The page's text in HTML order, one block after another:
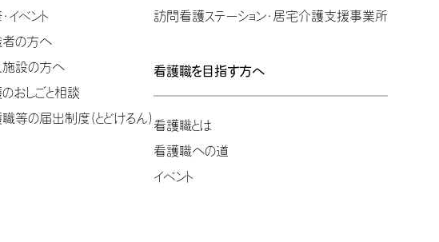
イベント
者の方へ
施設の方へ
おしごと相談
等の届出制度(とどけるん)
訪問看護ステーション・居宅介護支援事業所
看護職を目指す方へ
看護職とは
看護職への道
イベント